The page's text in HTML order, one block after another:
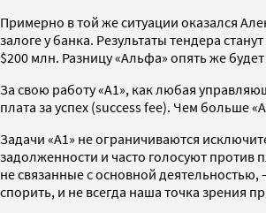
Примерно в той же ситуации оказался
залоге у банка. Результаты тендера
$200 млн. Разницу «Альфа» опять же
За свою работу «А1», как любая
плата за успех (success fee). Чем больше
Задачи «А1» не ограничиваются
задолженности и часто голосуют против
не связанные с основной
спорить, и не всегда наша точка зрения